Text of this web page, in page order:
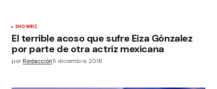
SHOWBIZ
El terrible acoso que sufre Eiza Gónzalez
por parte de otra actriz mexicana
porRedacción5 diciembre, 2018